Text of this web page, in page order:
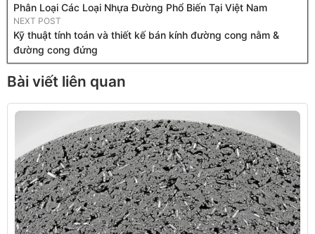
Phân Loại Các Loại Nhựa Đường Phổ Biến Tại Việt Nam
NEXT POST
Kỹ thuật tính toán và thiết kế bán kính đường cong nằm &
đường cong đứng
Bài viết liên quan